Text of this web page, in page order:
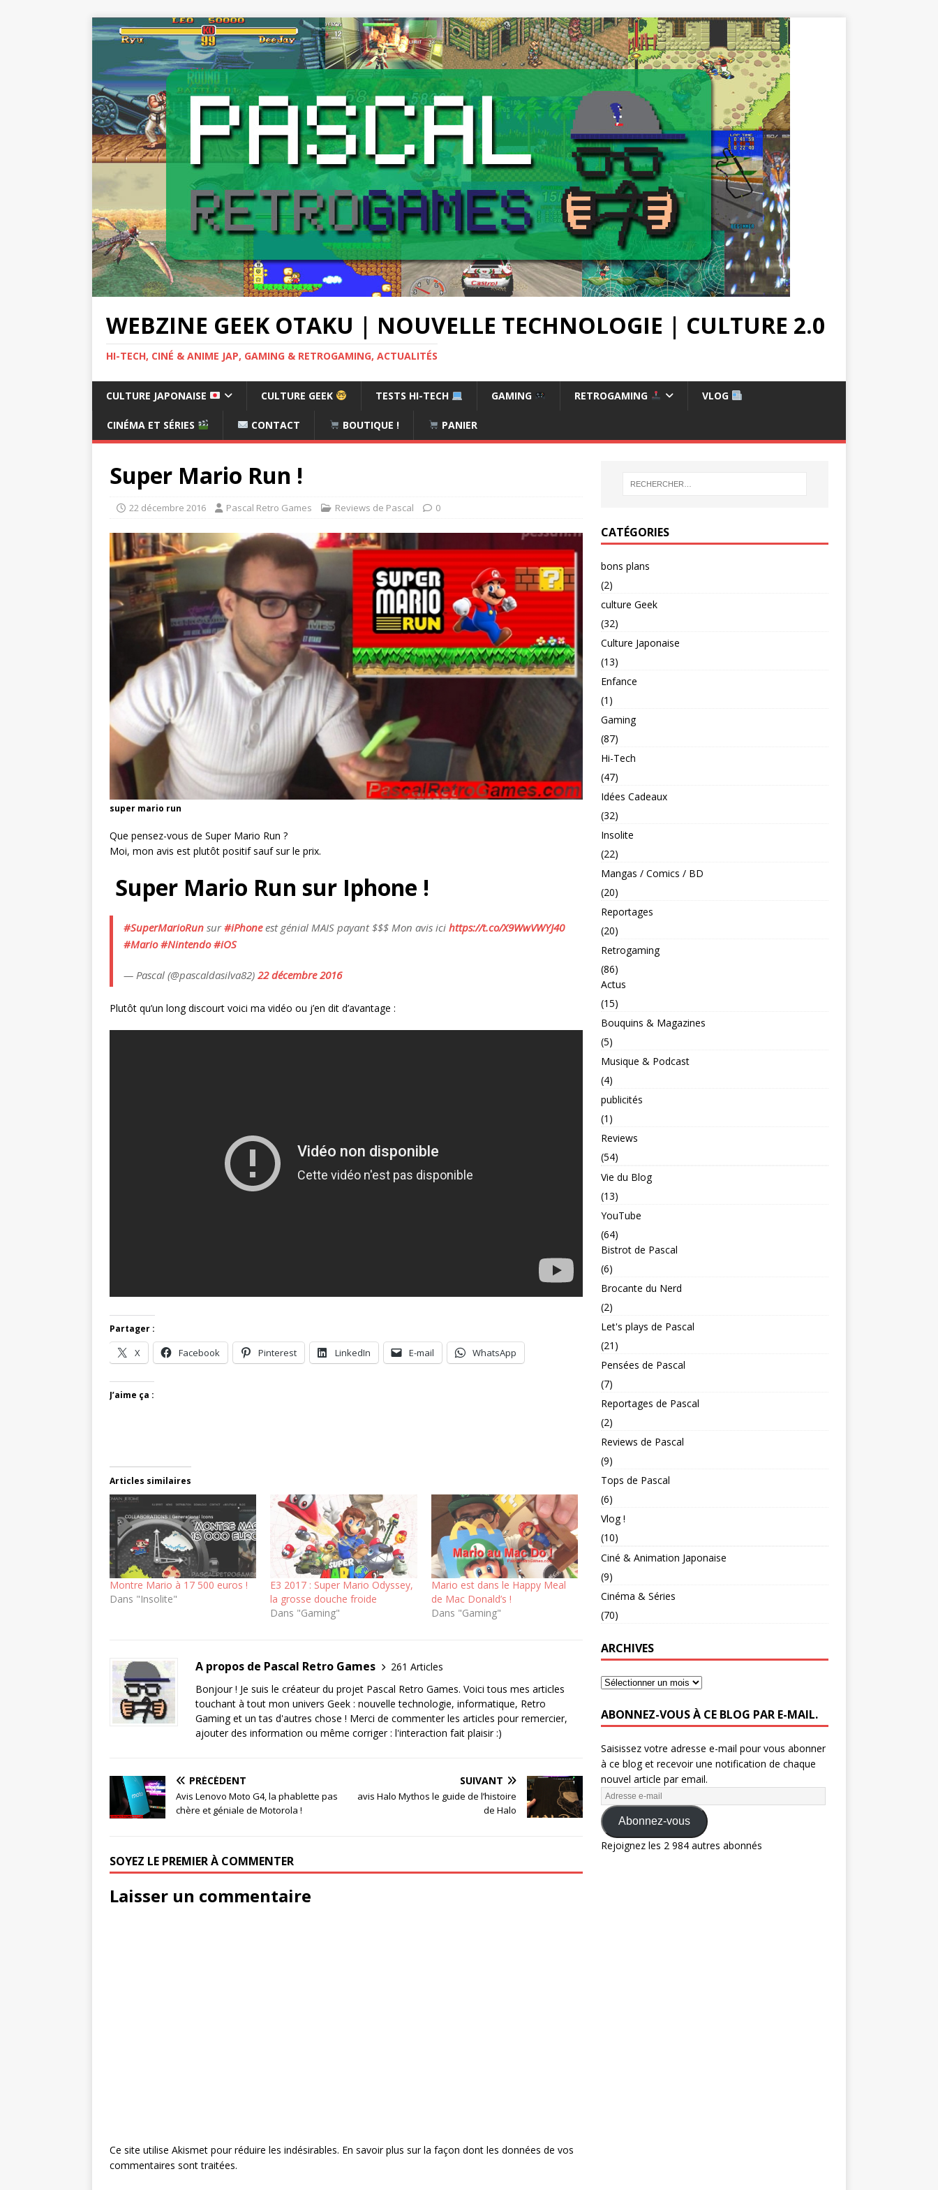
WEBZINE GEEK OTAKU | NOUVELLE TECHNOLOGIE | CULTURE 2.0
HI-TECH, CINÉ & ANIME JAP, GAMING & RETROGAMING, ACTUALITÉS
CULTURE JAPONAISE CULTURE GEEK TESTS HI-TECH GAMING RETROGAMING VLOG
CINÉMA ET SÉRIES CONTACT BOUTIQUE ! PANIER
Super Mario Run !
22 décembre 2016 Pascal Retro Games Reviews de Pascal 0
super mario run
Que pensez-vous de Super Mario Run ?
Moi, mon avis est plutôt positif sauf sur le prix.
Super Mario Run sur Iphone !
#SuperMarioRun sur#iPhoneest génial MAIS payant $$$ Mon avis ici https://t.co/X9WwVWYJ40
#Mario #Nintendo #iOS
— Pascal (@pascaldasilva82) 22 décembre 2016
Plutôt qu’un long discourt voici ma vidéo ou j’en dit d’avantage :
Partager :
X Facebook Pinterest LinkedIn E-mail WhatsApp
J’aime ça :
Articles similaires
Montre Mario à 17 500 euros !
Dans "Insolite"
E3 2017 : Super Mario Odyssey,
la grosse douche froide
Dans "Gaming"
Mario est dans le Happy Meal
de Mac Donald’s !
Dans "Gaming"
A propos de Pascal Retro Games
261 Articles
Bonjour ! Je suis le créateur du projet Pascal Retro Games. Voici tous mes articles
touchant à tout mon univers Geek : nouvelle technologie, informatique, Retro
Gaming et un tas d'autres chose ! Merci de commenter les articles pour remercier,
ajouter des information ou même corriger : l'interaction fait plaisir :)
PRÉCÉDENT
Avis Lenovo Moto G4, la phablette pas
chère et géniale de Motorola !
SUIVANT
avis Halo Mythos le guide de l’histoire
de Halo
SOYEZ LE PREMIER À COMMENTER
Laisser un commentaire
Ce site utilise Akismet pour réduire les indésirables. En savoir plus sur la façon dont les données de vos
commentaires sont traitées.
CATÉGORIES
bons plans
(2)
culture Geek
(32)
Culture Japonaise
(13)
Enfance
(1)
Gaming
(87)
Hi-Tech
(47)
Idées Cadeaux
(32)
Insolite
(22)
Mangas / Comics / BD
(20)
Reportages
(20)
Retrogaming
(86)
Actus
(15)
Bouquins & Magazines
(5)
Musique & Podcast
(4)
publicités
(1)
Reviews
(54)
Vie du Blog
(13)
YouTube
(64)
Bistrot de Pascal
(6)
Brocante du Nerd
(2)
Let's plays de Pascal
(21)
Pensées de Pascal
(7)
Reportages de Pascal
(2)
Reviews de Pascal
(9)
Tops de Pascal
(6)
Vlog !
(10)
Ciné & Animation Japonaise
(9)
Cinéma & Séries
(70)
ARCHIVES
ABONNEZ-VOUS À CE BLOG PAR E-MAIL.
Saisissez votre adresse e-mail pour vous abonner
à ce blog et recevoir une notification de chaque
nouvel article par email.
Abonnez-vous
Rejoignez les 2 984 autres abonnés